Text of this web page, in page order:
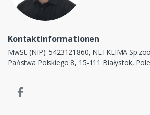
Kontaktinformationen
MwSt. (NIP): 5423121860, NETKLIMA
Państwa Polskiego 8, 15-111 Białystok,